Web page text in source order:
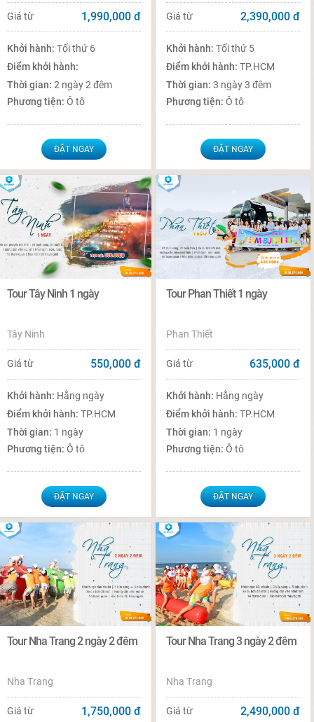
Giá từ 1,990,000 đ
Khởi hành:Tối thứ 6
Điểm khởi hành:
Thời gian:2 ngày 2 đêm
Phương tiện:Ô tô
ĐẶT NGAY
Giá từ 2,390,000 đ
Khởi hành:Tối thứ 5
Điểm khởi hành:TP.HCM
Thời gian:3 ngày 3 đêm
Phương tiện:Ô tô
ĐẶT NGAY
Tour Tây Ninh 1 ngày
Tây Ninh
Giá từ 550,000 đ
Khởi hành: Hằng ngày
Điểm khởi hành:TP.HCM
Thời gian: 1 ngày
Phương tiện:Ô tô
ĐẶT NGAY
Tour Phan Thiết 1 ngày
Phan Thiết
Giá từ 635,000 đ
Khởi hành: Hằng ngày
Điểm khởi hành:TP.HCM
Thời gian: 1 ngày
Phương tiện:Ô tô
ĐẶT NGAY
Tour Nha Trang 2 ngày 2 đêm
Nha Trang
Giá từ 1,750,000 đ
Tour Nha Trang 3 ngày 2 đêm
Nha Trang
Giá từ 2,490,000 đ